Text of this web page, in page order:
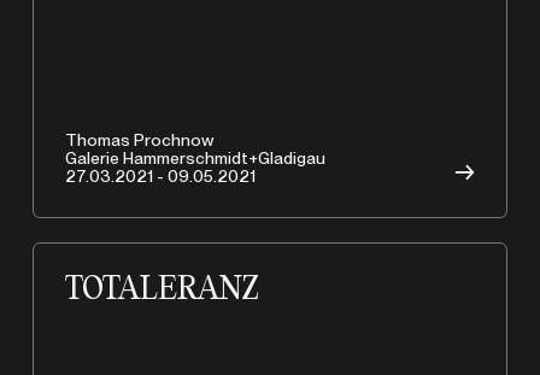
Thomas Prochnow
Galerie Hammerschmidt+Gladigau
27.03.2021 - 09.05.2021
→
TOTALERANZ